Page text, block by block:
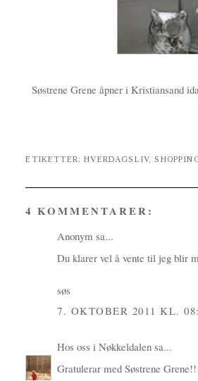
Søstrene Grene åpner i Kristiansand
ETIKETTER:HVERDAGSLIV,
4 KOMMENTARER:
Anonym sa...
Du klarer vel å vente til jeg blir
søs
7. OKTOBER 2011 KL.
Hos oss i Nøkkeldalen sa...
Gratulerar med Søstrene